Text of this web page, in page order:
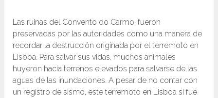
Las ruinas del Convento do Carmo, fueron
preservadas por las autoridades como una manera de
recordar la destrucción originada por el terremoto en
Lisboa. Para salvar sus vidas, muchos animales
huyeron hacia terrenos elevados para salvarse de las
aguas de las inundaciones. A pesar de no contar con
un registro de sismo, este terremoto en Lisboa si fue